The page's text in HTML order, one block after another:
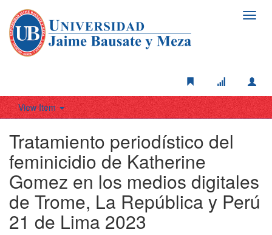
View Item
Tratamiento periodístico del
feminicidio de Katherine
Gomez en los medios digitales
de Trome, La República y Perú
21 de Lima 2023